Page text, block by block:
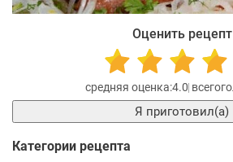
Оценить рецепт
4.0
Я приготовил(а)
Категории рецепта